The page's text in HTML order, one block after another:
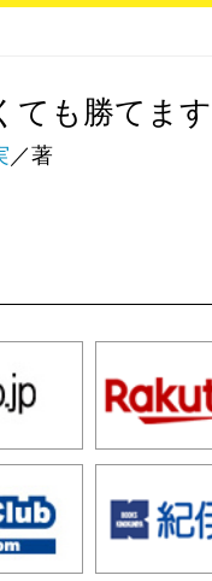
ても勝てま
／著